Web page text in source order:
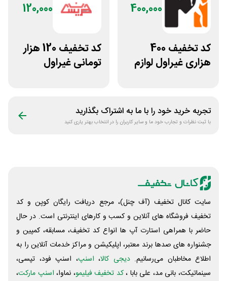
400,000
کد تخفیف 400
هزاری غیراول لوازم
120,000
کد تخفیف 120 هزار
تومانی غیراول
تجربه خرید خود را با ما به اشتراک بگذارید
با ثبت نظرات و تجارب خود ما و سایر کاربران را در انتخاب بهتر یاری کنید
سایت کانال تخفیف (آف چنل)، مرجع دریافت رایگان کوپن و کد
تخفیف فروشگاه های آنلاین و کسب و‌ کارهای اینترنتی است. در حال
حاضر با همراهی استارت آپ ها انواع کد تخفیف، مسابقه، کمپین و
جشنواره های صدها برند معتبر، اپلیکیشن و مراکز خدمات آنلاین را به
اطلاع مخاطبان می‌رسانیم. دیجی کالا، اسنپ، اسنپ فود، تپسی،
سینماتیکت، بانی مد، علی‌ بابا ،کد تخفیف فیلیمو، نماوا، اسنپ مارکت،